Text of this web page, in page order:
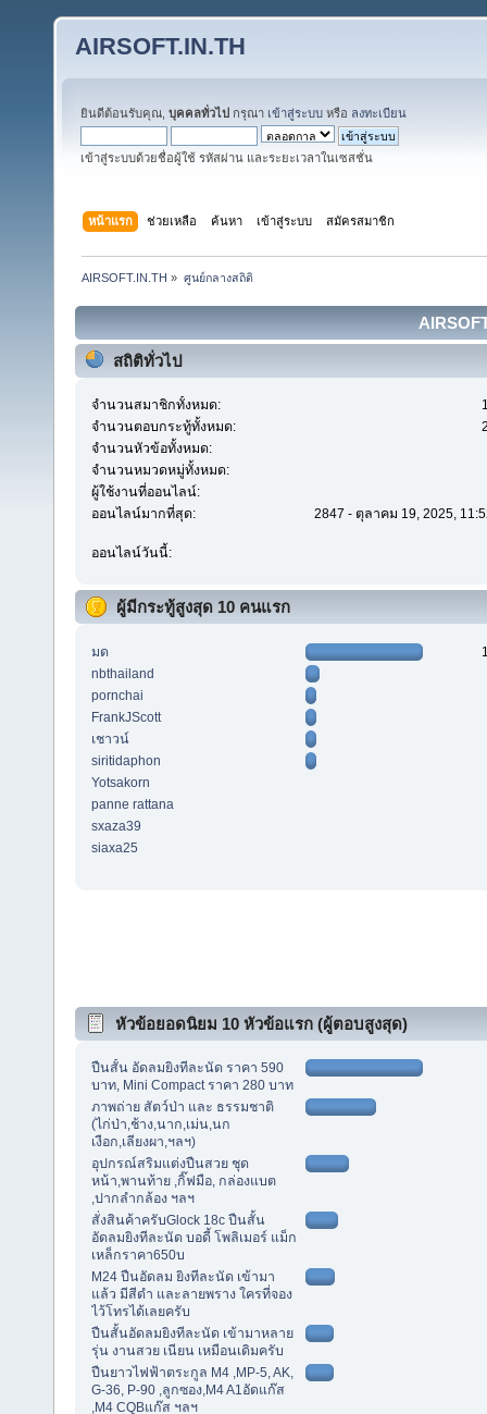
AIRSOFT.IN.TH
ยินดีต้อนรับคุณ, บุคคลทั่วไป กรุณา เข้าสู่ระบบ หรือ ลงทะเบียน
เข้าสู่ระบบด้วยชื่อผู้ใช้ รหัสผ่าน และระยะเวลาในเซสชั่น
หน้าแรก ช่วยเหลือ ค้นหา เข้าสู่ระบบ สมัครสมาชิก
AIRSOFT.IN.TH » ศูนย์กลางสถิติ
สถิติทั่วไป
จำนวนสมาชิกทั้งหมด:
จำนวนตอบกระทู้ทั้งหมด:
จำนวนหัวข้อทั้งหมด:
จำนวนหมวดหมู่ทั้งหมด:
ผู้ใช้งานที่ออนไลน์:
ออนไลน์มากที่สุด:
2847 - ตุลาคม 19, 2025,
ออนไลน์วันนี้:
ผู้มีกระทู้สูงสุด 10 คนแรก
มด
nbthailand
pornchai
FrankJScott
เชาวน์
siritidaphon
Yotsakorn
panne rattana
sxaza39
siaxa25
หัวข้อยอดนิยม 10 หัวข้อแรก (ผู้ตอบสูงสุด)
ปืนสั้น อัดลมยิงทีละนัด ราคา 590
บาท, Mini Compact ราคา 280 บาท
ภาพถ่าย สัตว์ป่า และ ธรรมชาติ
(ไก่ป่า,ช้าง,นาก,เม่น,นก
เงือก,เลียงผา,ฯลฯ)
อุปกรณ์สริมแต่งปืนสวย ชุด
หน้า,พานท้าย ,กิ๊ฟมือ, กล่องแบต
,ปากลำกล้อง ฯลฯ
สั่งสินค้าครับGlock 18c ปืนสั้น
อัดลมยิงทีละนัด บอดี้ โพลิเมอร์ แม็ก
เหล็กราคา650บ
M24 ปืนอัดลม ยิงทีละนัด เข้ามา
แล้ว มีสีดำ และลายพราง ใครที่จอง
ไว้โทรได้เลยครับ
ปืนสั้นอัดลมยิงทีละนัด เข้ามาหลาย
รุ่น งานสวย เนียน เหมือนเดิมครับ
ปืนยาวไฟฟ้าตระกูล M4 ,MP-5, AK,
G-36, P-90 ,ลูกซอง,M4 A1อัดแก๊ส
,M4 CQBแก๊ส ฯลฯ